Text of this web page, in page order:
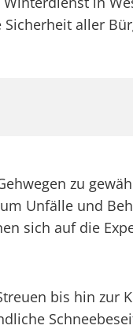
aller
zu
Unfälle und
sich auf die
bis hin zur